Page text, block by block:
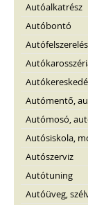
Autóalkatrész
Autóbontó
Autófelszerelés
Autómentő,
Autómosó,
Autósiskola,
Autószerviz
Autótuning
Autóüveg,